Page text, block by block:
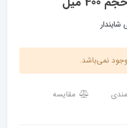
نمی‌باشد.
مقایسه